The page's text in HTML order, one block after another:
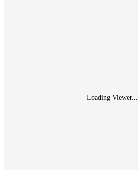
Loading Viewer...